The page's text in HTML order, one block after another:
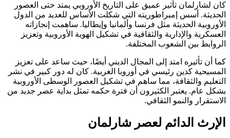
كان لشارلمان تأثير عميق على التاريخ الأوروبي يمتد حتى العصور
الحديثة. أسس إمبراطوريته التي شكلت الأساس للعديد من الدول
الأوروبية الحديثة مثل فرنسا وألمانيا وإيطاليا. ساهمت إنجازاته
العسكرية والإدارية والثقافية في تشكيل الهوية الأوروبية وتعزيز
الروابط بين الشعوب المختلفة.
كما أن تأثيره امتد إلى المجال الديني أيضًا، حيث ساعد على تعزيز
المسيحية كدين رئيسي في أوروبا الغربية. كان له دور كبير في نشر
التعليم والثقافة، مما ساهم في تشكيل العصور الوسطى الأوروبية
بشكل عام. يعتبر الكثيرون أن فترة حكمه تمثل بداية عصر جديد من
الاستقرار والنمو الثقافي.
الإرث الدائم لعصر شارلمان